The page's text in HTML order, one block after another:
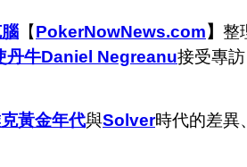
【PokerNowNews.com】 整
丹牛Daniel Negreanu接受專
黃金年代與Solver時代的差異